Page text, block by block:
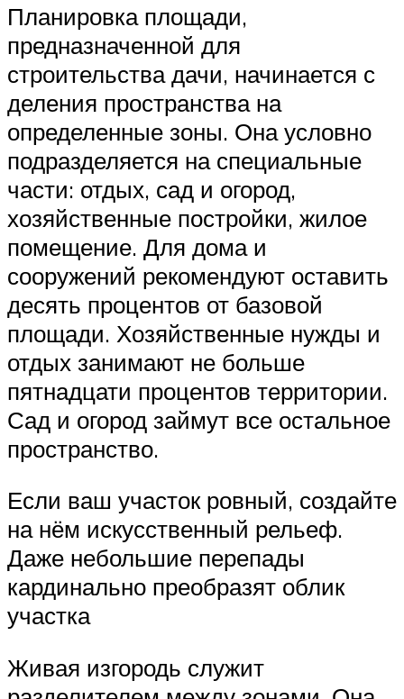
Планировка площади,
предназначенной для
строительства дачи, начинается с
деления пространства на
определенные зоны. Она условно
подразделяется на специальные
части: отдых, сад и огород,
хозяйственные постройки, жилое
помещение. Для дома и
сооружений рекомендуют оставить
десять процентов от базовой
площади. Хозяйственные нужды и
отдых занимают не больше
пятнадцати процентов территории.
Сад и огород займут все остальное
пространство.
Если ваш участок ровный, создайте
на нём искусственный рельеф.
Даже небольшие перепады
кардинально преобразят облик
участка
Живая изгородь служит